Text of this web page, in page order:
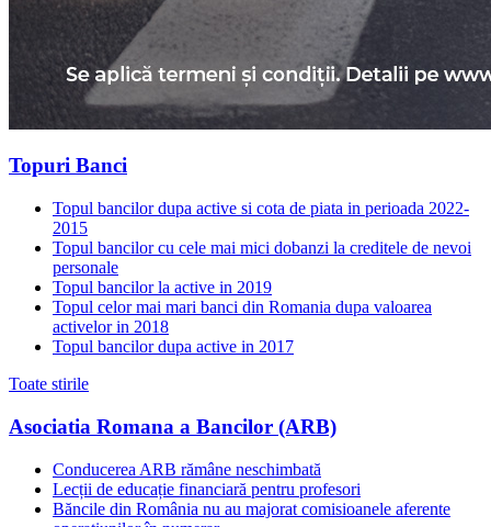
Topuri Banci
Topul bancilor dupa active si cota de piata in perioada 2022-
2015
Topul bancilor cu cele mai mici dobanzi la creditele de nevoi
personale
Topul bancilor la active in 2019
Topul celor mai mari banci din Romania dupa valoarea
activelor in 2018
Topul bancilor dupa active in 2017
Toate stirile
Asociatia Romana a Bancilor (ARB)
Conducerea ARB rămâne neschimbată
Lecții de educație financiară pentru profesori
Băncile din România nu au majorat comisioanele aferente